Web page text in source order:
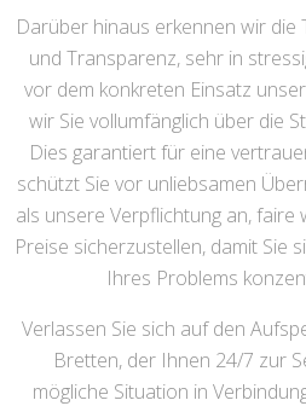
Darüber hinaus erkennen wir die
und Transparenz, sehr in
vor dem konkreten Einsatz
wir Sie vollumfänglich über die
Dies garantiert für eine
schützt Sie vor unliebsamen
als unsere Verpflichtung an, faire
Preise sicherzustellen, damit Sie
Ihres Problems
Verlassen Sie sich auf den
Bretten, der Ihnen 24/7 zur
mögliche Situation in